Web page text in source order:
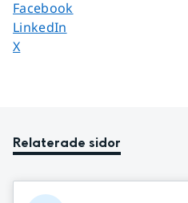
Dela sidan på
Facebook
Dela sidan på
LinkedIn
Dela sidan på
X
Relaterade sidor